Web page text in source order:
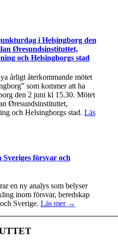
i Helsingborg den
Øresundsinstituttet,
och Helsingborgs stad
årligt återkommande mötet
som kommer att ha
den 2 juni kl 15.30. Mötet
Øresundsinstituttet,
och Helsingborgs stad. Läs
försvar och
en ny analys som belyser
inom försvar, beredskap
Sverige. Läs mer →